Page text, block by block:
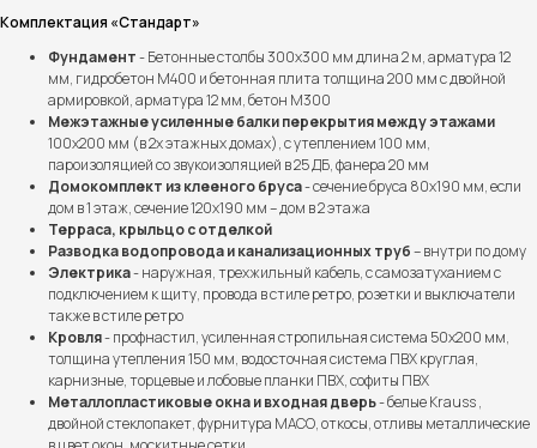
Комплектация «Стандарт»
Фундамент- Бетонные столбы 300х300 мм длина 2 м, арматура 12
мм, гидробетон М400 и бетонная плита толщина 200 мм с двойной
армировкой, арматура 12 мм, бетон М300
Межэтажные усиленные балки перекрытия между этажами
100х200 мм (в 2х этажных домах), с утеплением 100 мм,
пароизоляцией со звукоизоляцией в 25 ДБ, фанера 20 мм
Домокомплект из клееного бруса- сечение бруса 80х190 мм, если
дом в 1 этаж, сечение 120х190 мм – дом в 2 этажа
Терраса, крыльцо с отделкой
Разводка водопровода и канализационных труб– внутри по дому
Электрика- наружная, трехжильный кабель, с самозатуханием с
подключением к щиту, провода в стиле ретро, розетки и выключатели
также в стиле ретро
Кровля- профнастил, усиленная стропильная система 50х200 мм,
толщина утепления 150 мм, водосточная система ПВХ круглая,
карнизные, торцевые и лобовые планки ПВХ, софиты ПВХ
Металлопластиковые окна и входная дверь- белые Krauss ,
двойной стеклопакет, фурнитура МАСО, откосы, отливы металлические
Более 100 семей уже
построили дом мечты
вместе с нами
Выполненные проекты